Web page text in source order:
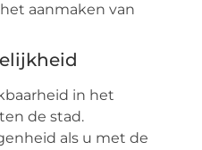
het aanmaken van
in het
de stad.
als u met de